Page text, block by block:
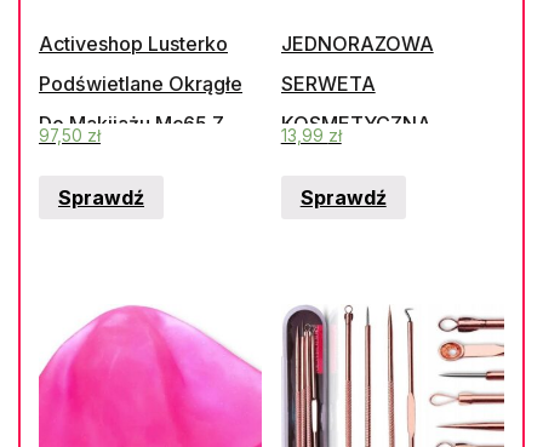
Activeshop Lusterko
Podświetlane Okrągłe
Do Makijażu Mc65 Z
Akumulatorem
97,50 zł
Sprawdź
JEDNORAZOWA
SERWETA
KOSMETYCZNA
13,99 zł
Sprawdź